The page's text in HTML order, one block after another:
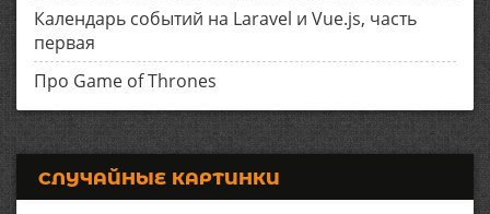
Календарь событий на Laravel и Vue.js, часть
первая
Про Game of Thrones
СЛУЧАЙНЫЕ КАРТИНКИ